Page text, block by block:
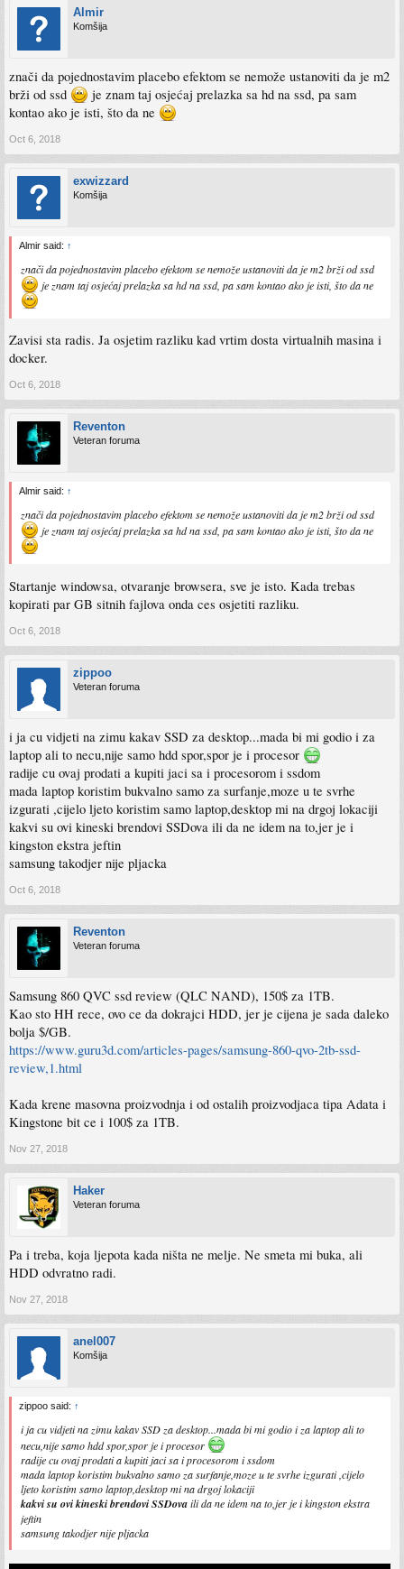
Almir
Komšija
znači da pojednostavim placebo efektom se nemože ustanoviti da je m2
brži od ssd
je znam taj osjećaj prelazka sa hd na ssd, pa sam
kontao ako je isti, što da ne
Oct 6, 2018
exwizzard
Komšija
Almir said: ↑
znači da pojednostavim placebo efektom se nemože ustanoviti da je m2 brži od ssd
je znam taj osjećaj prelazka sa hd na ssd, pa sam kontao ako je isti, što da ne
Zavisi sta radis. Ja osjetim razliku kad vrtim dosta virtualnih masina i
docker.
Oct 6, 2018
Reventon
Veteran foruma
Almir said: ↑
znači da pojednostavim placebo efektom se nemože ustanoviti da je m2 brži od ssd
je znam taj osjećaj prelazka sa hd na ssd, pa sam kontao ako je isti, što da ne
Startanje windowsa, otvaranje browsera, sve je isto. Kada trebas
kopirati par GB sitnih fajlova onda ces osjetiti razliku.
Oct 6, 2018
zippoo
Veteran foruma
i ja cu vidjeti na zimu kakav SSD za desktop...mada bi mi godio i za
laptop ali to necu,nije samo hdd spor,spor je i procesor
radije cu ovaj prodati a kupiti jaci sa i procesorom i ssdom
mada laptop koristim bukvalno samo za surfanje,moze u te svrhe
izgurati ,cijelo ljeto koristim samo laptop,desktop mi na drgoj lokaciji
kakvi su ovi kineski brendovi SSDova ili da ne idem na to,jer je i
kingston ekstra jeftin
samsung takodjer nije pljacka
Oct 6, 2018
Reventon
Veteran foruma
Samsung 860 QVC ssd review (QLC NAND), 150$ za 1TB.
Kao sto HH rece, ovo ce da dokrajci HDD, jer je cijena je sada daleko
bolja $/GB.
https://www.guru3d.com/articles-pages/samsung-860-qvo-2tb-ssd-
review,1.html
Kada krene masovna proizvodnja i od ostalih proizvodjaca tipa Adata i
Kingstone bit ce i 100$ za 1TB.
Nov 27, 2018
Haker
Veteran foruma
Pa i treba, koja ljepota kada ništa ne melje. Ne smeta mi buka, ali
HDD odvratno radi.
Nov 27, 2018
anel007
Komšija
zippoo said: ↑
i ja cu vidjeti na zimu kakav SSD za desktop...mada bi mi godio i za laptop ali to
necu,nije samo hdd spor,spor je i procesor
radije cu ovaj prodati a kupiti jaci sa i procesorom i ssdom
mada laptop koristim bukvalno samo za surfanje,moze u te svrhe izgurati ,cijelo
ljeto koristim samo laptop,desktop mi na drgoj lokaciji
kakvi su ovi kineski brendovi SSDovaili da ne idem na to,jer je i kingston ekstra
jeftin
samsung takodjer nije pljacka